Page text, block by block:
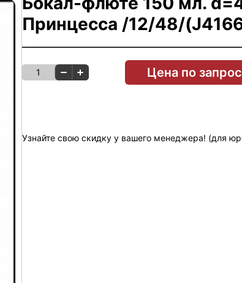
Принцесса /12/48/
1 Цена по
Узнайте свою скидку у вашего менеджера! (для